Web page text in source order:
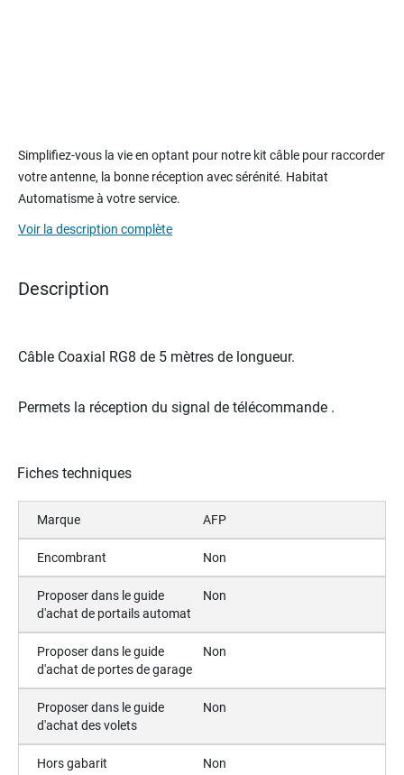
to
the
of
the
Simplifiez-vous la vie en optant pour notre kit câble pour raccorder
votre antenne, la bonne réception avec sérénité. Habitat
Automatisme à votre service.
Voir la description complète
Description
Câble Coaxial RG8 de 5 mètres de longueur.
Permets la réception du signal de télécommande .
Fiches techniques
Marque AFP
Encombrant Non
Proposer dans le guide
d'achat de portails automat
Non
Proposer dans le guide
d'achat de portes de garage
Non
Proposer dans le guide
d'achat des volets
Non
Hors gabarit Non